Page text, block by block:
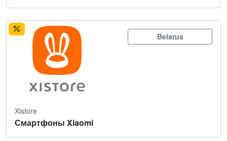
Belarus
Xistore
Смартфоны Xiaomi